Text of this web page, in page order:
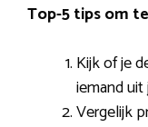
Top-5 tips om
Kijk of je
iemand
Vergelijk